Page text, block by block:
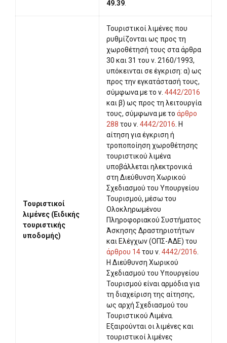
49.39
Τουριστικοί
λιμένες (Ειδικής
τουριστικής
υποδομής)
Τουριστικοί λιμένες που
ρυθμίζονται ως προς τη
χωροθέτησή τους στα άρθρα
30 και 31 του ν. 2160/1993,
υπόκεινται σε έγκριση: α) ως
προς την εγκατάστασή τους,
σύμφωνα με το ν. 4442/2016
και β) ως προς τη λειτουργία
τους, σύμφωνα με το άρθρο
288 του ν. 4442/2016 . Η
αίτηση για έγκριση ή
τροποποίηση χωροθέτησης
τουριστικού λιμένα
υποβάλλεται ηλεκτρονικά
στη Διεύθυνση Χωρικού
Σχεδιασμού του Υπουργείου
Τουρισμού, μέσω του
Ολοκληρωμένου
Πληροφοριακού Συστήματος
Άσκησης Δραστηριοτήτων
και Ελέγχων (ΟΠΣ-ΑΔΕ) του
άρθρου 14του ν. 4442/2016
Η Διεύθυνση Χωρικού
Σχεδιασμού του Υπουργείου
Τουρισμού είναι αρμόδια για
τη διαχείριση της αίτησης,
ως αρχή Σχεδιασμού του
Τουριστικού Λιμένα.
Εξαιρούνται οι λιμένες και
τουριστικοί λιμένες